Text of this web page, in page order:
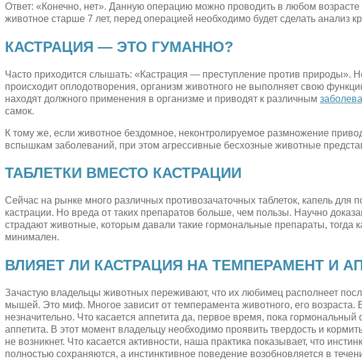
Ответ: «Конечно, нет». Данную операцию можно проводить в любом возрасте
животное старше 7 лет, перед операцией необходимо будет сделать анализ
КАСТРАЦИЯ — ЭТО ГУМАННО?
Часто приходится слышать: «Кастрация — преступление против природы».
происходит оплодотворения, организм животного не выполняет свою
находят должного применения в организме и приводят к различным
самок.
К тому же, если животное бездомное, неконтролируемое размножение
вспышкам заболеваний, при этом агрессивные бесхозные животные
ТАБЛЕТКИ ВМЕСТО КАСТРАЦИИ
Сейчас на рынке много различных противозачаточных таблеток, капель для
кастрации. Но вреда от таких препаратов больше, чем пользы. Научно
страдают животные, которым давали такие гормональные препараты, тогда
минимален.
ВЛИЯЕТ ЛИ КАСТРАЦИЯ НА ТЕМПЕРАМЕНТ И
Зачастую владельцы животных переживают, что их любимец располнеет
мышей. Это миф. Многое зависит от темперамента животного, его возраста.
незначительно. Что касается аппетита да, первое время, пока
аппетита. В этот момент владельцу необходимо проявить твердость и
не возникнет. Что касается активности, наша практика показывает, что
полностью сохраняются, а инстинктивное поведение возобновляется в